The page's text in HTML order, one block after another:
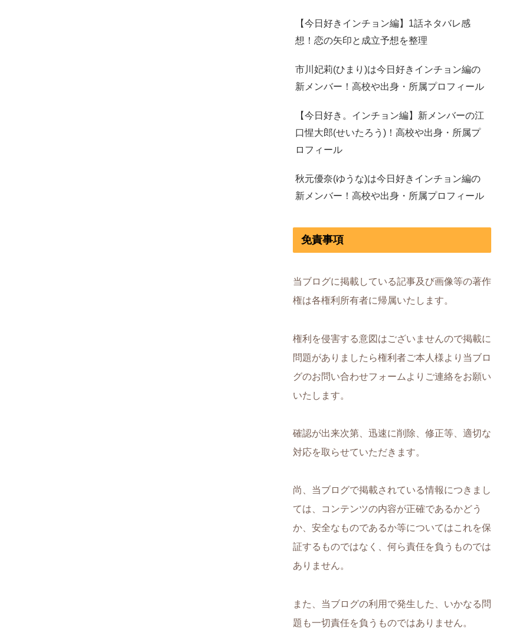
【今日好きインチョン編】1話ネタバレ感
想！恋の矢印と成立予想を整理
市川妃莉(ひまり)は今日好きインチョン編の
新メンバー！高校や出身・所属プロフィール
【今日好き。インチョン編】新メンバーの江
口惺大郎(せいたろう)！高校や出身・所属プ
ロフィール
秋元優奈(ゆうな)は今日好きインチョン編の
新メンバー！高校や出身・所属プロフィール
免責事項
当ブログに掲載している記事及び画像等の著作
権は各権利所有者に帰属いたします。
権利を侵害する意図はございませんので掲載に
問題がありましたら権利者ご本人様より当ブロ
グのお問い合わせフォームよりご連絡をお願い
いたします。
確認が出来次第、迅速に削除、修正等、適切な
対応を取らせていただきます。
尚、当ブログで掲載されている情報につきまし
ては、コンテンツの内容が正確であるかどう
か、安全なものであるか等についてはこれを保
証するものではなく、何ら責任を負うものでは
ありません。
また、当ブログの利用で発生した、いかなる問
題も一切責任を負うものではありません。